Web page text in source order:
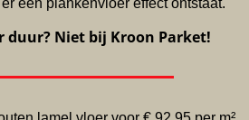
een plankenvloer effect ontstaat.
duur? Niet bij Kroon Parket!